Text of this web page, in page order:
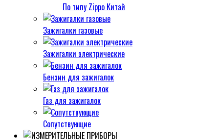
По типу Zippo Китай
Зажигалки газовые
Зажигалки электрические
Бензин для зажигалок
Газ для зажигалок
Сопутствующие